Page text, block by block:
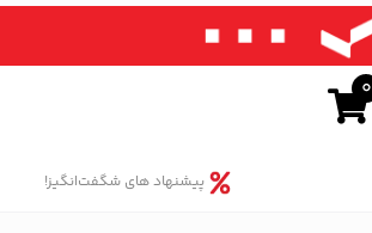
0
پیشنهاد های شگفت‌انگیز!